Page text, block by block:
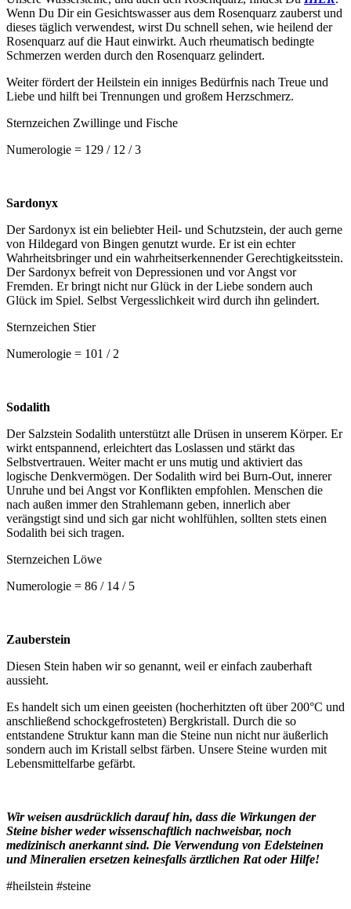
Wenn Du Dir ein Gesichtswasser aus dem Rosenquarz zauberst und
dieses täglich verwendest, wirst Du schnell sehen, wie heilend der
Rosenquarz auf die Haut einwirkt. Auch rheumatisch bedingte
Schmerzen werden durch den Rosenquarz gelindert.
Weiter fördert der Heilstein ein inniges Bedürfnis nach Treue und
Liebe und hilft bei Trennungen und großem Herzschmerz.
Sternzeichen Zwillinge und Fische
Numerologie = 129 / 12 / 3
Sardonyx
Der Sardonyx ist ein beliebter Heil- und Schutzstein, der auch gerne
von Hildegard von Bingen genutzt wurde. Er ist ein echter
Wahrheitsbringer und ein wahrheitserkennender Gerechtigkeitsstein.
Der Sardonyx befreit von Depressionen und vor Angst vor
Fremden. Er bringt nicht nur Glück in der Liebe sondern auch
Glück im Spiel. Selbst Vergesslichkeit wird durch ihn gelindert.
Sternzeichen Stier
Numerologie = 101 / 2
Sodalith
Der Salzstein Sodalith unterstützt alle Drüsen in unserem Körper. Er
wirkt entspannend, erleichtert das Loslassen und stärkt das
Selbstvertrauen. Weiter macht er uns mutig und aktiviert das
logische Denkvermögen. Der Sodalith wird bei Burn-Out, innerer
Unruhe und bei Angst vor Konflikten empfohlen. Menschen die
nach außen immer den Strahlemann geben, innerlich aber
verängstigt sind und sich gar nicht wohlfühlen, sollten stets einen
Sodalith bei sich tragen.
Sternzeichen Löwe
Numerologie = 86 / 14 / 5
Zauberstein
Diesen Stein haben wir so genannt, weil er einfach zauberhaft
aussieht.
Es handelt sich um einen geeisten (hocherhitzten oft über 200°C und
anschließend schockgefrosteten) Bergkristall. Durch die so
entstandene Struktur kann man die Steine nun nicht nur äußerlich
sondern auch im Kristall selbst färben. Unsere Steine wurden mit
Lebensmittelfarbe gefärbt.
Wir weisen ausdrücklich darauf hin, dass die Wirkungen der
Steine bisher weder wissenschaftlich nachweisbar, noch
medizinisch anerkannt sind. Die Verwendung von Edelsteinen
und Mineralien ersetzen keinesfalls ärztlichen Rat oder Hilfe!
#heilstein #steine